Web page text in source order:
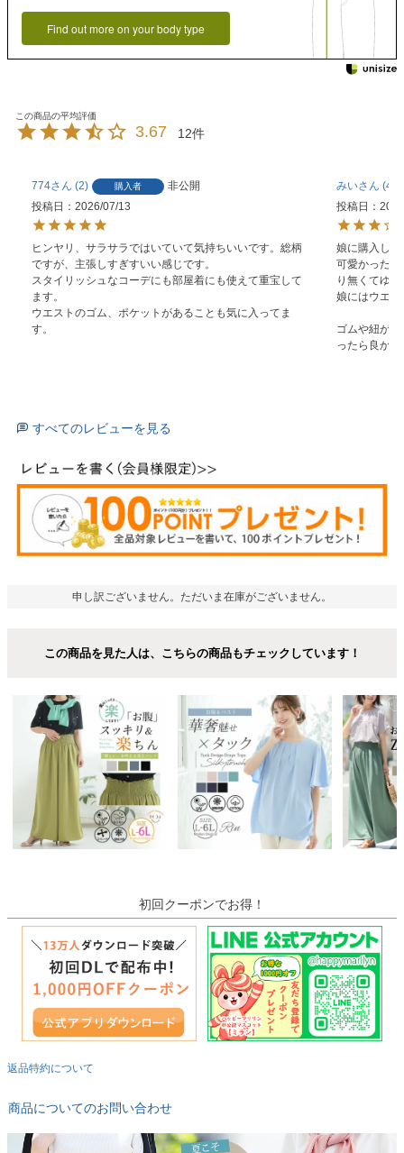
Find out more on your body type
3.67 12
774 2 購入者
非公開
投稿日
2026/07/13
ヒンヤリ、サラサラではいていて気持ちいいです。総柄
ですが、主張しすぎすいい感じです。
スタイリッシュなコーデにも部屋着にも使えて重宝して
ます。
ウエストのゴム、ポケットがあることも気に入ってま
す。
みい
4
投稿日
娘に購入しま
可愛かった
り無くてゆ
娘にはウエ
ゴムや紐が
ったら良か
すべてのレビューを見る
申し訳ございません。ただいま在庫がございません。
この商品を見た人は、こちらの商品もチェックしています！
初回クーポンでお得！
返品特約について
商品についてのお問い合わせ